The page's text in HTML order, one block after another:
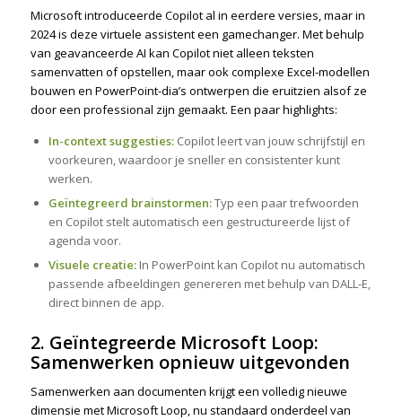
Microsoft introduceerde Copilot al in eerdere versies, maar in
2024 is deze virtuele assistent een gamechanger. Met behulp
van geavanceerde AI kan Copilot niet alleen teksten
samenvatten of opstellen, maar ook complexe Excel-modellen
bouwen en PowerPoint-dia’s ontwerpen die eruitzien alsof ze
door een professional zijn gemaakt. Een paar highlights:
In-context suggesties:Copilot leert van jouw schrijfstijl en
voorkeuren, waardoor je sneller en consistenter kunt
werken.
Geïntegreerd brainstormen:Typ een paar trefwoorden
en Copilot stelt automatisch een gestructureerde lijst of
agenda voor.
Visuele creatie:In PowerPoint kan Copilot nu automatisch
passende afbeeldingen genereren met behulp van DALL-E,
direct binnen de app.
2. Geïntegreerde Microsoft Loop:
Samenwerken opnieuw uitgevonden
Samenwerken aan documenten krijgt een volledig nieuwe
dimensie met Microsoft Loop, nu standaard onderdeel van